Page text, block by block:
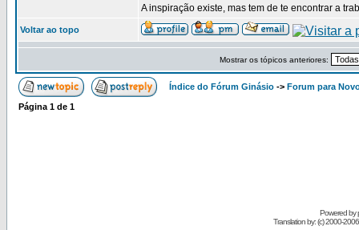
A inspiração existe, mas tem de te encontrar a
Voltar ao topo
Mostrar os tópicos anteriores:
Índice do Fórum Ginásio -> Forum para
Página 1 de 1
Powered by
Translation by: (c) 2000-